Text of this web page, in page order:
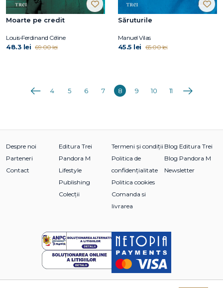
Moarte pe credit
Louis‑Ferdinand Céline
48.3 lei 69.00 lei
Săruturile
Manuel Vilas
45.5 lei 65.00 lei
Anterioara
4 5 6 7 8 9 10 11 Următoarea
Despre noi
Parteneri
Contact
Editura Trei
Pandora M
Lifestyle
Publishing
Colecții
Termeni și condiții
Politica de
confidențialitate
Politica cookies
Comanda si
livrarea
Blog Editura Trei
Blog Pandora M
Newsletter